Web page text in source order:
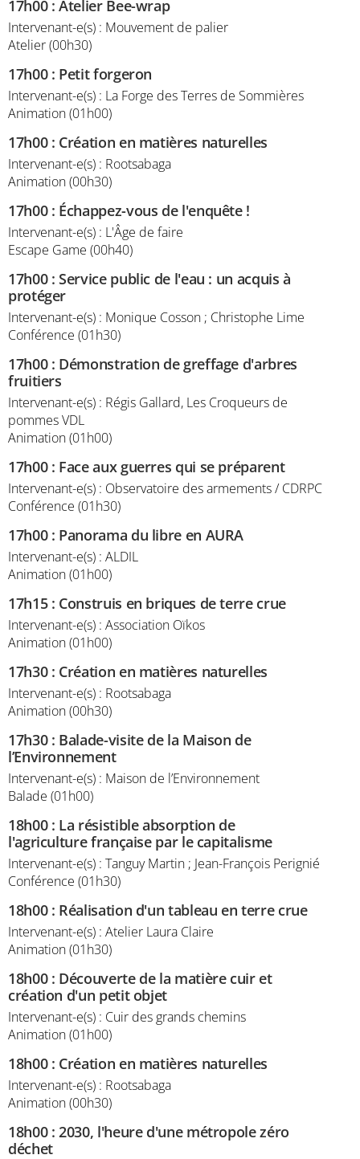
17h00:Atelier Bee-wrap
Intervenant-e(s) : Mouvement de palier
Atelier (00h30)
17h00: Petit forgeron
Intervenant-e(s) : La Forge des Terres de Sommières
Animation (01h00)
17h00: Création en matières naturelles
Intervenant-e(s) : Rootsabaga
Animation (00h30)
17h00: Échappez-vous de l'enquête !
Intervenant-e(s) : L'Âge de faire
Escape Game (00h40)
17h00:Service public de l'eau : un acquis à
protéger
Intervenant-e(s) : Monique Cosson ; Christophe Lime
Conférence (01h30)
17h00: Démonstration de greffage d'arbres
fruitiers
Intervenant-e(s) : Régis Gallard, Les Croqueurs de
pommes VDL
Animation (01h00)
17h00: Face aux guerres qui se préparent
Intervenant-e(s) : Observatoire des armements / CDRPC
Conférence (01h30)
17h00: Panorama du libre en AURA
Intervenant-e(s) : ALDIL
Animation (01h00)
17h15: Construis en briques de terre crue
Intervenant-e(s) : Association Oïkos
Animation (01h00)
17h30: Création en matières naturelles
Intervenant-e(s) : Rootsabaga
Animation (00h30)
17h30: Balade-visite de la Maison de
l’Environnement
Intervenant-e(s) : Maison de l’Environnement
Balade (01h00)
18h00: La résistible absorption de
l'agriculture française par le capitalisme
Intervenant-e(s) : Tanguy Martin ; Jean-François Perignié
Conférence (01h30)
18h00: Réalisation d'un tableau en terre crue
Intervenant-e(s) : Atelier Laura Claire
Animation (01h30)
18h00: Découverte de la matière cuir et
création d'un petit objet
Intervenant-e(s) : Cuir des grands chemins
Animation (01h00)
18h00: Création en matières naturelles
Intervenant-e(s) : Rootsabaga
Animation (00h30)
18h00:2030, l'heure d'une métropole zéro
déchet